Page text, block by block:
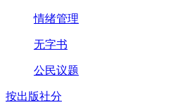
情绪管理
无字书
公民议题
按出版社分